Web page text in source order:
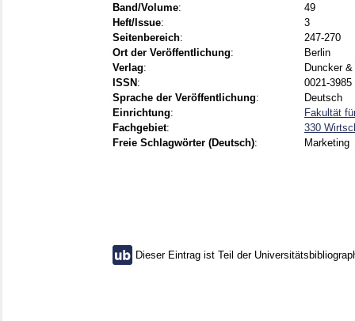
Band/Volume:
49
Heft/Issue:
3
Seitenbereich:
247-270
Ort der Veröffentlichung:
Berlin
Verlag:
Duncker
ISSN :
0021-3985
Sprache der Veröffentlichung:
Deutsch
Einrichtung:
Fakultät
Fachgebiet:
330
Freie Schlagwörter (Deutsch): Marketing
Dieser Eintrag ist Teil der